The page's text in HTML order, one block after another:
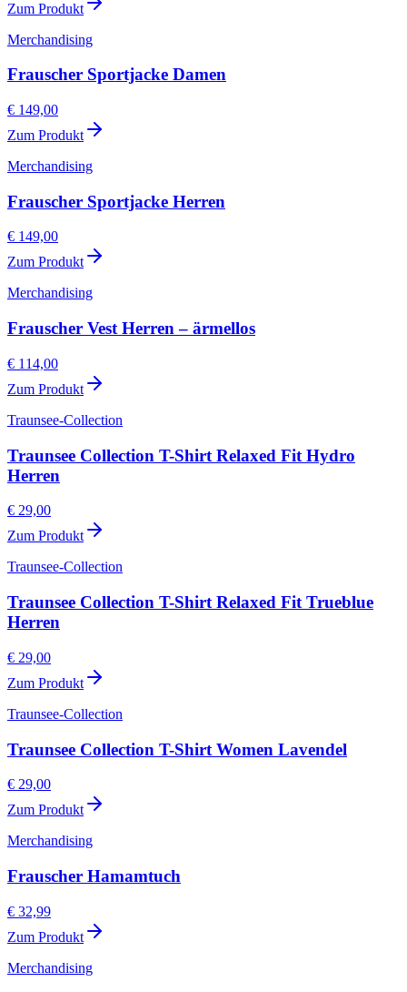
Zum Produkt
Merchandising
Frauscher Sportjacke Damen
€ 149,00
Zum Produkt
Merchandising
Frauscher Sportjacke Herren
€ 149,00
Zum Produkt
Merchandising
Frauscher Vest Herren – ärmellos
€ 114,00
Zum Produkt
Traunsee-Collection
Traunsee Collection T-Shirt Relaxed Fit Hydro
Herren
€ 29,00
Zum Produkt
Traunsee-Collection
Traunsee Collection T-Shirt Relaxed Fit Trueblue
Herren
€ 29,00
Zum Produkt
Traunsee-Collection
Traunsee Collection T-Shirt Women Lavendel
€ 29,00
Zum Produkt
Merchandising
Frauscher Hamamtuch
€ 32,99
Zum Produkt
Merchandising